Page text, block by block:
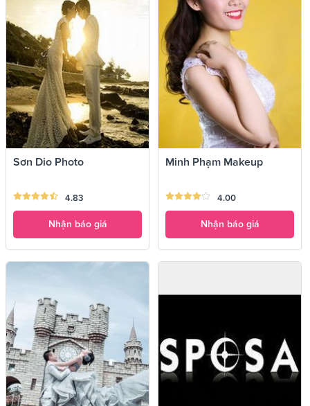
Sơn Dio Photo
4.83
Nhận báo giá
Minh Phạm Makeup
4.00
Nhận báo giá